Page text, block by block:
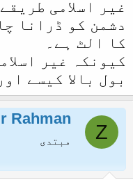
غیر اسلامی
دشمن کو ڈرانا
کا الٹ ہے۔
کیونکہ غیر
بول بالا کیسے
Z
Rahman
مبتدی